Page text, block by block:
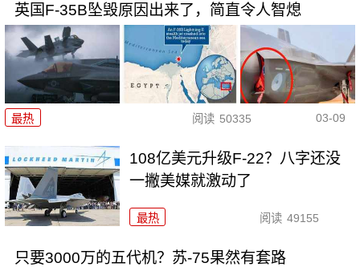
英国F-35B坠毁原因出来了，简直令人智熄
最热 阅读 50335 03-09
108亿美元升级F-22？八字还没
一撇美媒就激动了
最热 阅读 49155
只要3000万的五代机？苏-75果然有套路